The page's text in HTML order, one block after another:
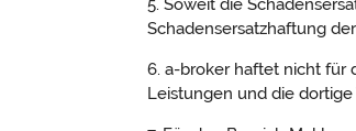
5. Soweit die
Schadensersatzhaftung
6. a-broker haftet nicht für
Leistungen und die